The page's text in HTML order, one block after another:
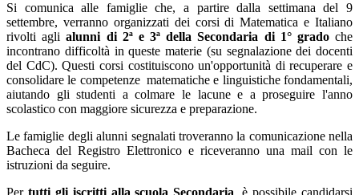
Si comunica alle famiglie che, a partire dalla settimana del 9
settembre, verranno organizzati dei corsi diMatematica e Italiano
rivolti aglialunni di 2ª e 3ª della Secondaria di 1° gradoche
incontrano difficoltà in queste materie (su segnalazione dei docenti
del CdC). Questi corsi costituiscono un'opportunità di recuperare e
consolidare le competenze matematiche e linguistiche fondamentali,
aiutando gli studenti a colmare le lacune e a proseguire l'anno
scolastico con maggiore sicurezza e preparazione.
Le famiglie degli alunni segnalati troveranno la comunicazione nella
Bacheca del Registro Elettronico e riceveranno una mail con le
istruzioni da seguire.